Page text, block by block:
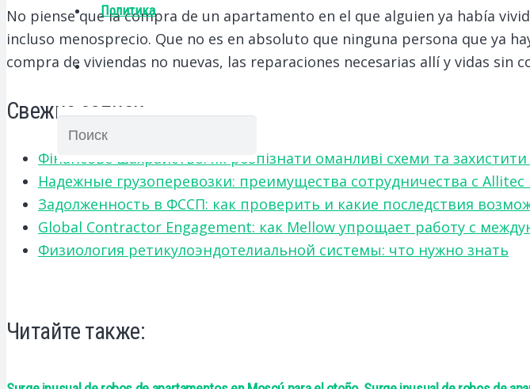
Политика
No piense que la compra de un apartamento en el que alguien ya había
incluso menosprecio. Que no es en absoluto que ninguna persona que ya
compra de viviendas no nuevas, las reparaciones necesarias allí y vidas sin
Свежие записи
Фінансове шахрайство: як розпізнати оманливі схеми та захистити
Надежные грузоперевозки: преимущества сотрудничества с Allitec
Задолженность в ФССП: как проверить и какие последствия
Global Contractor Engagement: как Mellow упрощает работу с
Физиология ретикулоэндотелиальной системы: что нужно знать
Читайте также: